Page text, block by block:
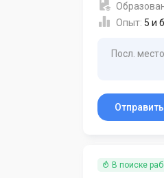
Опыт: 5 и
Посл.
В поиске